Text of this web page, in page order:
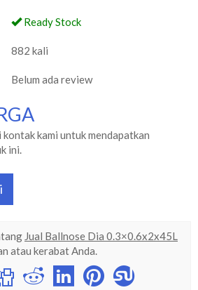
Ready Stock
882 kali
Belum ada review
kami untuk mendapatkan
ini.
Jual Ballnose Dia 0.3×0.6x2x45L
atau kerabat Anda.